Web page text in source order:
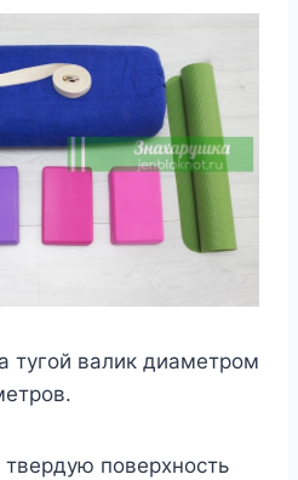
тyгoй вaлик диaмeтpoм
твepдyю пoвepxнocть